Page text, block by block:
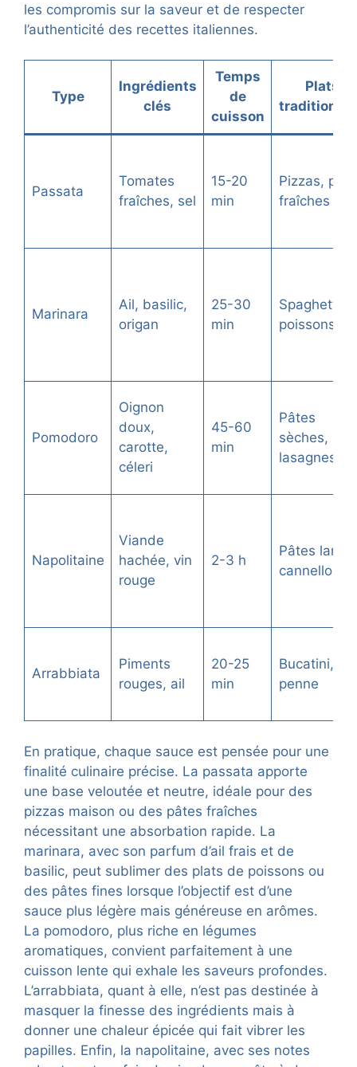
les compromis sur la saveur et de respecter
l’authenticité des recettes italiennes.
Type
Ingrédients
clés
Temps
de
cuisson
Plats
Passata
Tomates
fraîches, sel
15-20
min
Pizzas,
fraîches
Marinara
Ail, basilic,
origan
25-30
min
Spaghettis,
poissons
Pomodoro
Oignon
doux,
carotte,
céleri
45-60
min
Pâtes
sèches,
lasagnes
Napolitaine
Viande
hachée, vin
rouge
2-3 h
Pâtes
cannellonis
Arrabbiata
Piments
rouges, ail
20-25
min
Bucatini,
penne
En pratique, chaque sauce est pensée pour une
finalité culinaire précise. La passata apporte
une base veloutée et neutre, idéale pour des
pizzas maison ou des pâtes fraîches
nécessitant une absorbation rapide. La
marinara, avec son parfum d’ail frais et de
basilic, peut sublimer des plats de poissons ou
des pâtes fines lorsque l’objectif est d’une
sauce plus légère mais généreuse en arômes.
La pomodoro, plus riche en légumes
aromatiques, convient parfaitement à une
cuisson lente qui exhale les saveurs profondes.
L’arrabbiata, quant à elle, n’est pas destinée à
masquer la finesse des ingrédients mais à
donner une chaleur épicée qui fait vibrer les
papilles. Enfin, la napolitaine, avec ses notes